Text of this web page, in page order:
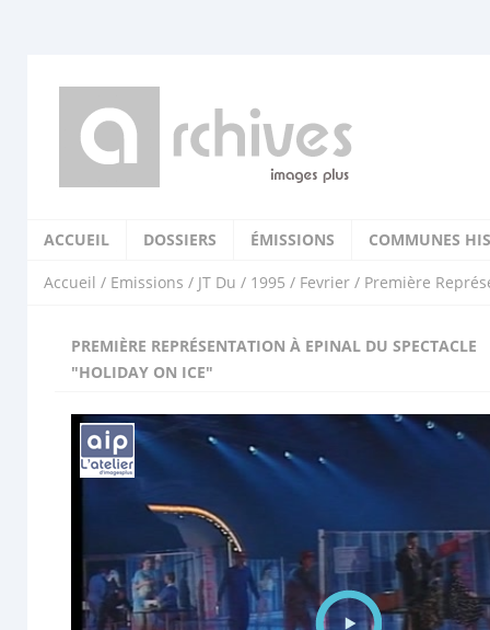
ACCUEIL DOSSIERS ÉMISSIONS COMMUNES
Accueil / Emissions / JT Du / 1995 / Fevrier / Première
PREMIÈRE REPRÉSENTATION À EPINAL DU SPECTACLE
"HOLIDAY ON ICE"